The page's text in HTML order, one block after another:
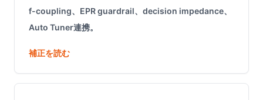
f-coupling、EPR guardrail、decision impedance、
Auto Tuner連携。
補正を読む